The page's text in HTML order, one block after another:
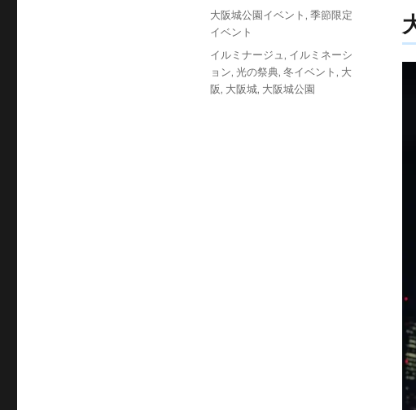
投
稿
カ
テ
ゴ
ー
大阪城公園イベント , 季節限定
イベント
タ
グ
イルミナージュ , イルミネーシ
ョン, 光の祭典, 冬イベント , 大
阪, 大阪城, 大阪城公園